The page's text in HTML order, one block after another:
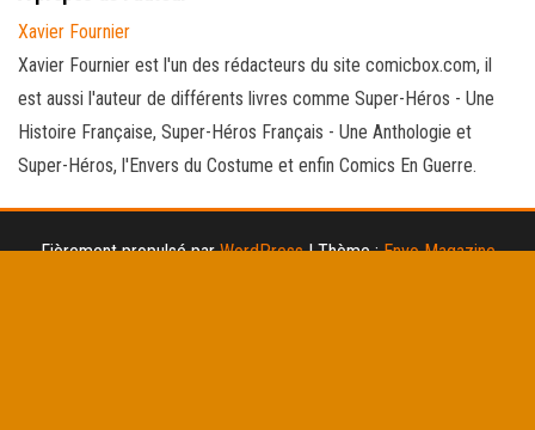
Xavier Fournier
Xavier Fournier est l'un des rédacteurs du site comicbox.com, il
est aussi l'auteur de différents livres comme Super-Héros - Une
Histoire Française, Super-Héros Français - Une Anthologie et
Super-Héros, l'Envers du Costume et enfin Comics En Guerre.
Fièrement propulsé parWordPress |Thème :Envo Magazine